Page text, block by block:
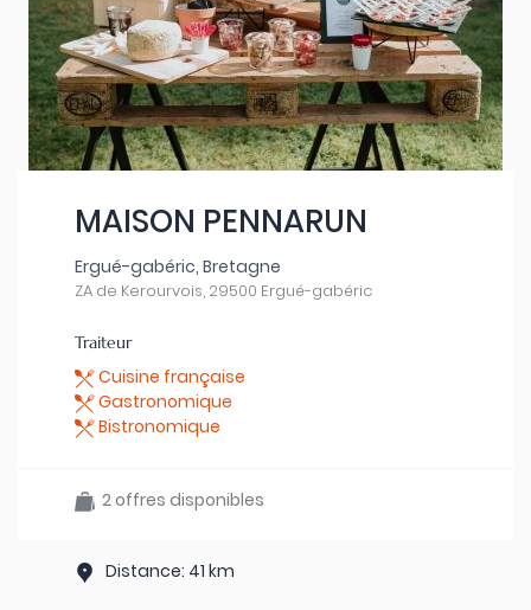
MAISON PENNARUN
Ergué-gabéric, Bretagne
ZA de Kerourvois, 29500 Ergué-gabéric
Traiteur
Cuisine française
Gastronomique
Bistronomique
2 offres disponibles
Distance: 41 km